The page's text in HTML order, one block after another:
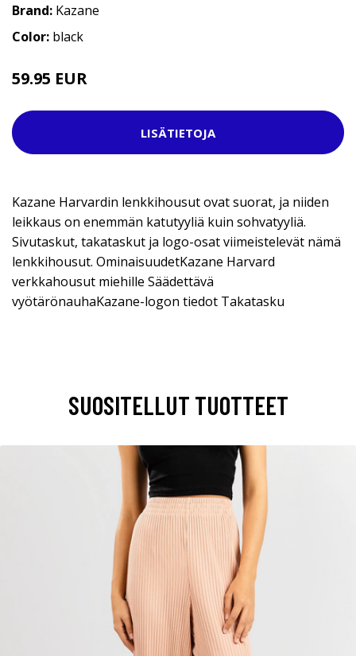
Brand: Kazane
Color: black
59.95 EUR
LISÄTIETOJA
Kazane Harvardin lenkkihousut ovat suorat, ja niiden
leikkaus on enemmän katutyyliä kuin sohvatyyliä.
Sivutaskut, takataskut ja logo-osat viimeistelevät nämä
lenkkihousut. OminaisuudetKazane Harvard
verkkahousut miehille Säädettävä
vyötärönauhaKazane-logon tiedot Takatasku
SUOSITELLUT TUOTTEET